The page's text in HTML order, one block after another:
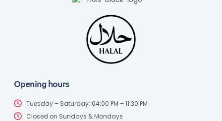
Opening hours
Tuesday – Saturday: 04:00 PM – 11:30 PM
Closed on Sundays & Mondays